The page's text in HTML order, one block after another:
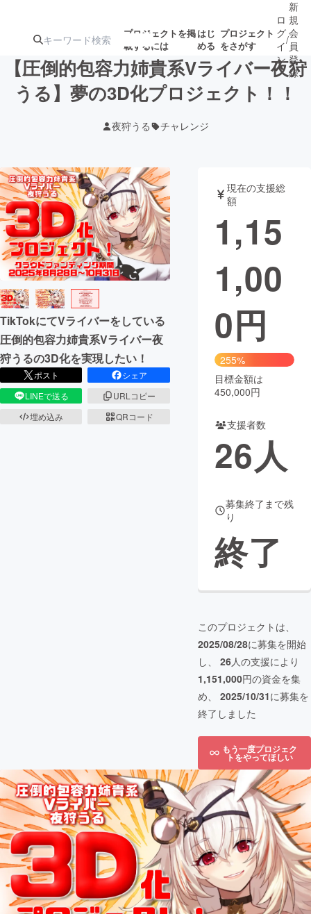
プロジェクトを掲
載するには
はじ
める
プロジェクト
をさがす
注目の新着プロ
ジェクト
ロジェクト
アート・写真 音楽
テクノロジー・ガジェット ゲーム・サ
映像・映画
ビジネス・起業
まちづくり・地域活性化
CAMPFIRE for Social Good CAMPFIRE Creation
CAMPFIREふるさと納税
コミュニティ
ロ
グ
イ
ン
/
新
規
会
員
登
録
【圧倒的包容力姉貴系Vライバー夜狩
うる】夢の3D化プロジェクト！！
夜狩うる チャレンジ
TikTokにてVライバーをしている
圧倒的包容力姉貴系Vライバー夜
狩うるの3D化を実現したい！
ポスト
シェア
LINEで送る
URLコピー
埋め込み
QRコード
現在の支援総
額
1,15
1,00
0円
255%
目標金額は
450,000円
支援者数
26人
募集終了まで残
り
終了
このプロジェクトは、
2025/08/28に募集を開始
し、 26人の支援により
1,151,000円の資金を集
め、 2025/10/31に募集を
終了しました
もう一度プロジェク
トをやってほしい